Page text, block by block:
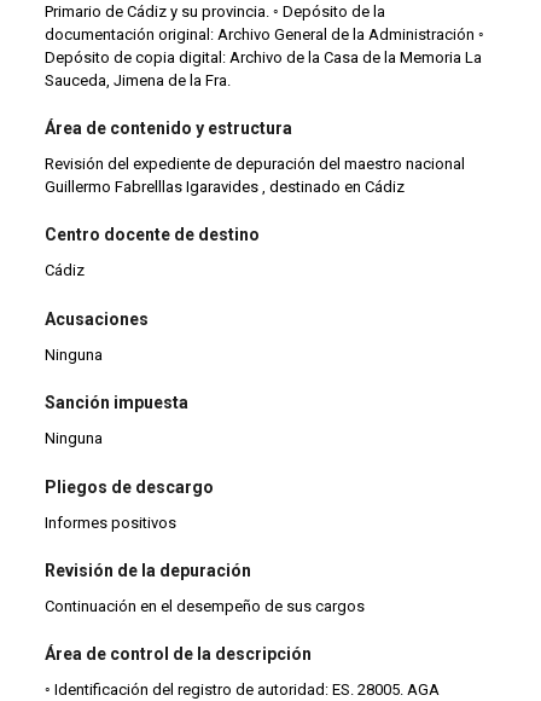
Primario de Cádiz y su provincia. ◦ Depósito de la
documentación original: Archivo General de la Administración ◦
Depósito de copia digital: Archivo de la Casa de la Memoria La
Sauceda, Jimena de la Fra.
Área de contenido y estructura
Revisión del expediente de depuración del maestro nacional
Guillermo Fabrelllas Igaravides , destinado en Cádiz
Centro docente de destino
Cádiz
Acusaciones
Ninguna
Sanción impuesta
Ninguna
Pliegos de descargo
Informes positivos
Revisión de la depuración
Continuación en el desempeño de sus cargos
Área de control de la descripción
◦ Identificación del registro de autoridad: ES. 28005. AGA